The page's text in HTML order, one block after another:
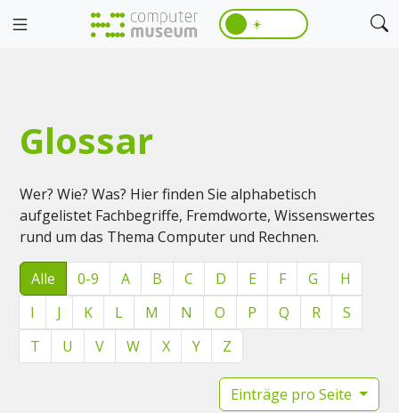
☀️
Glossar
Wer? Wie? Was? Hier finden Sie alphabetisch
aufgelistet Fachbegriffe, Fremdworte, Wissenswertes
rund um das Thema Computer und Rechnen.
Alle 0-9 A B C D E F G
H
I
J K L M N O P Q R
S
T
U V W X Y Z
Einträge pro Seite